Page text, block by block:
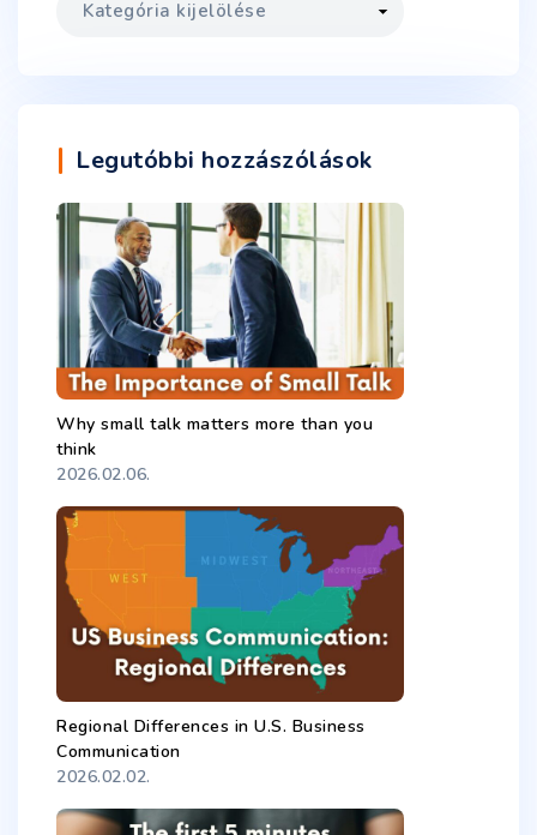
Legutóbbi hozzászólások
Why small talk matters more than you
think
2026.02.06.
Regional Differences in U.S. Business
Communication
2026.02.02.